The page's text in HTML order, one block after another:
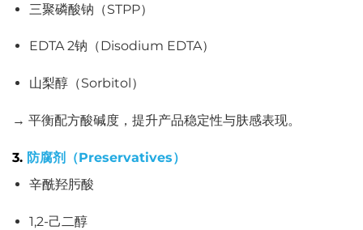
三聚磷酸钠（STPP）
EDTA 2钠（Disodium EDTA）
山梨醇（Sorbitol）
→ 平衡配方酸碱度，提升产品稳定性与肤感表现。
3. 防腐剂（Preservatives）
辛酰羟肟酸
1,2-己二醇